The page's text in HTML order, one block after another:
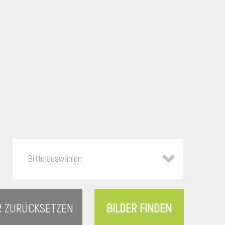
Bitte auswählen